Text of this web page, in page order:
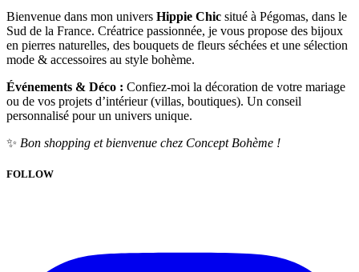
Bienvenue dans mon univers Hippie Chic situé à Pégomas, dans le
Sud de la France. Créatrice passionnée, je vous propose des bijoux
en pierres naturelles, des bouquets de fleurs séchées et une sélection
mode & accessoires au style bohème.
Événements & Déco : Confiez-moi la décoration de votre mariage
ou de vos projets d’intérieur (villas, boutiques). Un conseil
personnalisé pour un univers unique.
✨ Bon shopping et bienvenue chez Concept Bohème !
FOLLOW